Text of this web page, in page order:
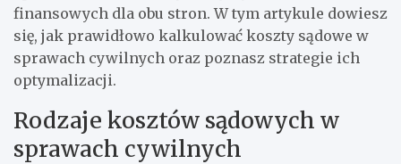
finansowych dla obu stron. W tym artykule dowiesz
się, jak prawidłowo kalkulować koszty sądowe w
sprawach cywilnych oraz poznasz strategie ich
optymalizacji.
Rodzaje kosztów sądowych w
sprawach cywilnych